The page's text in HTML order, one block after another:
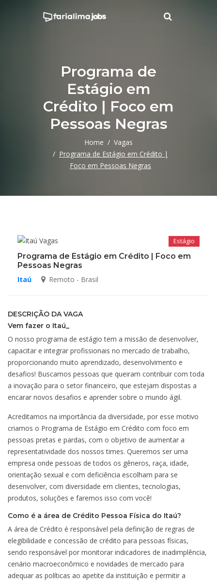
Programa de
Estágio em
Crédito | Foco em
Pessoas Negras
Home
Vagas
Programa de Estágio em Crédito |
Foco em Pessoas Negras
Estágio
Programa de Estágio em Crédito | Foco em
Pessoas Negras
Itaú
Remoto - Brasil
DESCRIÇÃO DA VAGA
Vem fazer o Itaú_
O nosso programa de estágio tem a missão de desenvolver,
capacitar e integrar profissionais no mercado de trabalho,
proporcionando muito aprendizado, desenvolvimento e
desafios! Buscamos pessoas que queiram contribuir com toda
a inovação para o setor financeiro, que estejam dispostas a
encarar novos desafios e aprender sobre o mundo ágil.
Acreditamos na importância da diversidade, por esse motivo
criamos o Programa de Estágio em Crédito com foco em
pessoas pretas e pardas, com o objetivo de aumentar a
representatividade dos nossos times. Queremos ser uma
empresa onde pessoas de todos os gêneros, raça, idade,
orientação sexual e com deficiência escolham para se
desenvolver, com diversidade em clientes, tecnologias,
produtos, soluções e faremos isso com você!
Como é a área de Crédito Pessoa Física do Itaú?
A área de Crédito é responsável pela definição de regras de
elegibilidade e concessão de crédito para pessoas físicas,
sendo responsável por monitorar indicadores de inadimplência,
cenário macroeconômico e novidades de mercado para
adequar as políticas ao apetite da instituição e permitir a